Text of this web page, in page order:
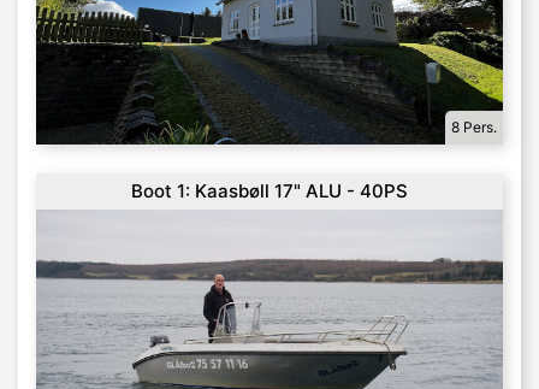
8 Pers.
Boot 1: Kaasbøll 17" ALU - 40PS